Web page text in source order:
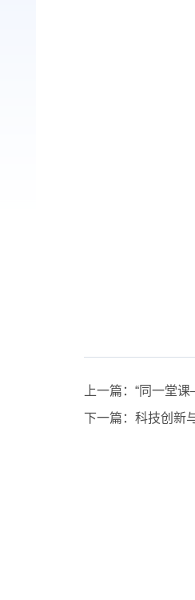
上一篇： “同一堂
下一篇： 科技创新